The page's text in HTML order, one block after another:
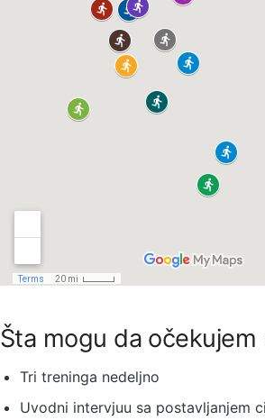
Šta mogu da očekujem
Tri treninga nedeljno
Uvodni intervjuu sa postavljanjem